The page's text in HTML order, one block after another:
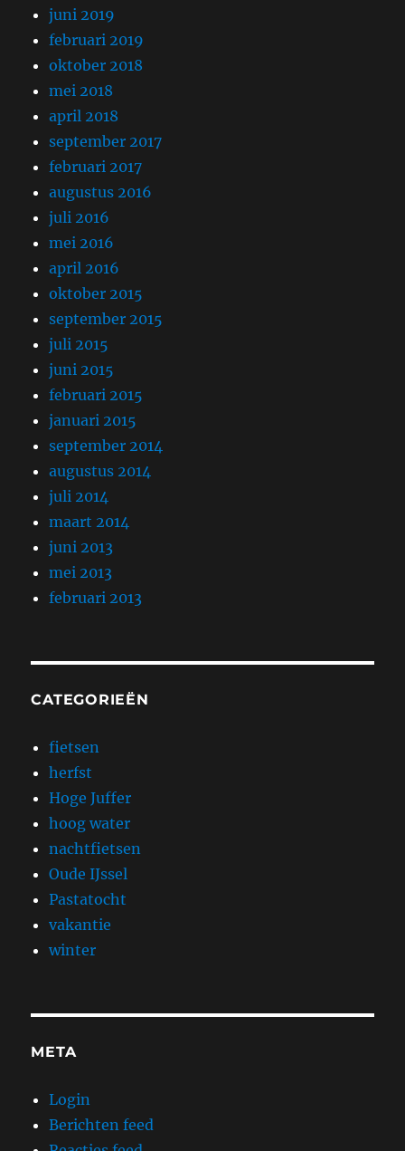
juni 2019
februari 2019
oktober 2018
mei 2018
april 2018
september 2017
februari 2017
augustus 2016
juli 2016
mei 2016
april 2016
oktober 2015
september 2015
juli 2015
juni 2015
februari 2015
januari 2015
september 2014
augustus 2014
juli 2014
maart 2014
juni 2013
mei 2013
februari 2013
CATEGORIEËN
fietsen
herfst
Hoge Juffer
hoog water
nachtfietsen
Oude IJssel
Pastatocht
vakantie
winter
META
Login
Berichten feed